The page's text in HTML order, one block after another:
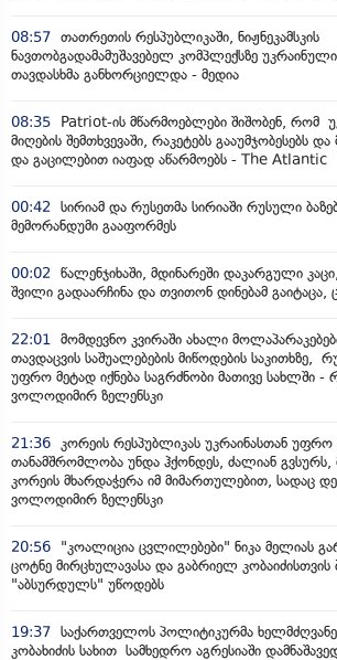
08:57 თათრეთის რესპუბლიკაში, ნიჟნეკამსკის
ნავთობგადამამუშავებელ კომპლექსზე
თავდასხმა განხორციელდა - მედია
08:35
Patriot-ის მწარმოებლები შიშობენ, რომ
მიღების შემთხვევაში, რაკეტებს გააუმჯობესებს
და გაცილებით იაფად აწარმოებს - The Atlantic
00:42 სირიამ და რუსეთმა სირიაში რუსული
მემორანდუმი გააფორმეს
00:02 წალენჯიხაში, მდინარეში დაკარგული
შვილი გადაარჩინა და თვითონ დინებამ გაიტაცა,
22:01 მომდევნო კვირაში ახალი
თავდაცვის საშუალებების მიწოდების საკითხზე,
უფრო მეტად იქნება საგრძნობი მათივე სახლში -
ვოლოდიმირ ზელენსკი
21:36 კორეის რესპუბლიკას უკრაინასთან
თანამშრომლობა უნდა ჰქონდეს, ძალიან გვსურს,
კორეის მხარდაჭერა იმ მიმართულებით, სადაც
ვოლოდიმირ ზელენსკი
20:56
"კოალიცია ცვლილებები" ნიკა მელიას
ცოტნე მირცხულავასა და გაბრიელ კობაიძისთვის
"აბსურდულს" უწოდებს
19:37 საქართველოს პოლიტიკურმა
კობახიძის სახით სამხედრო აგრესიაში